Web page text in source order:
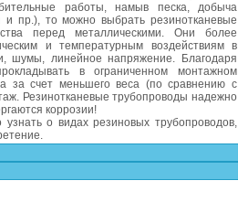
работы, намыв песка, добыча
и пр.), то можно выбрать резинотканевые
перед металлическими. Они более
и температурным воздействиям в
шумы, линейное напряжение. Благодаря
в ограниченном монтажном
за счет меньшего веса (по сравнению с
Резинотканевые трубопроводы надежно
коррозии!
о видах резиновых трубопроводов,